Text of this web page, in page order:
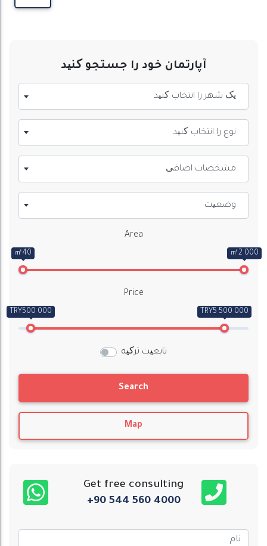
آپارتمان خود را جستجو کنید
یک شهر را انتخاب کنید
نوع را انتخاب کنید
مشخصات اضافی
وضعیت
Area
㎡40 ㎡2 000
Price
TRY500 000 TRY5 500 000
تابعیت ترکیه
Search
Map
Get free consulting
+90 544 560 4000